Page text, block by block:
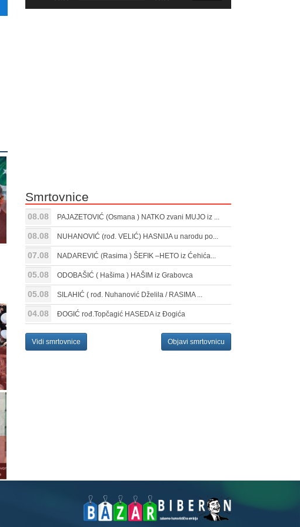
Gore/Dole
Smrtovnice
08.08 PAJAZETOVIĆ (Osmana ) NATKO zvani MUJO iz ...
08.08 NUHANOVIĆ (rođ. VELIĆ) HASNIJA u narodu po...
07.08 NADAREVIĆ (Rasima ) ŠEFIK –HETO iz Ćehića...
05.08 ODOBAŠIĆ ( Hašima ) HAŠIM iz Grabovca
05.08 SILAHIĆ ( rođ. Nuhanović Dželila / RASIMA ...
04.08 ĐOGIĆ rođ.Topčagić HASEDA iz Đogića
Vidi smrtovnice Objavi smrtovnicu